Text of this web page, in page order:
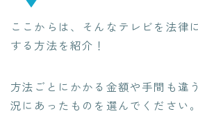
ここからは、そんなテレビを法律
する方法を紹介！
方法ごとにかかる金額や手間も違
況にあったものを選んでください。